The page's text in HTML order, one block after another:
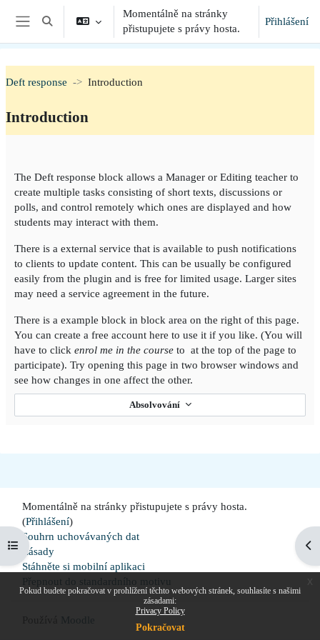
Přejít k hlavnímu obsahu
Pokud budete pokračovat v prohlížení těchto webových stránek, souhlasíte s našimi
zásadami:
Privacy Policy
Pokračovat
Boční panel
Přepnout vyhledávání
Momentálně na stránky
přistupujete s právy hosta.
Přihlášení
Otevřít indexu kurzu
Deft response Introduction
Introduction
Absolvování
The Deft response block allows a Manager or Editing teacher to
create multiple tasks consisting of short texts, discussions or
polls, and control remotely which ones are displayed and how
students may interact with them.
There is a external service that is available to push notifications
to clients to update content. This can be usually be configured
easily from the plugin and is free for limited usage. Larger sites
may need a service agreement in the future.
There is a example block in block area on the right of this page.
You can create a free account here to use it if you like. (You will
have to click enrol me in the course to at the top of the page to
participate). Try opening this page in two browser windows and
see how changes in one affect the other.
Momentálně na stránky přistupujete s právy hosta.
(Přihlášení)
Souhrn uchovávaných dat
Zásady
Stáhněte si mobilní aplikaci
Přepnout do standardního motivu
Moodle